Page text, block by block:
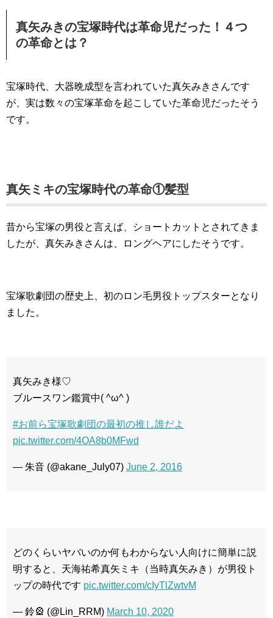
真矢みきの宝塚時代は革命児だった！４つ
の革命とは？
宝塚時代、大器晩成型を言われていた真矢みきさんです
が、実は数々の宝塚革命を起こしていた革命児だったそう
です。
真矢ミキの宝塚時代の革命①髪型
昔から宝塚の男役と言えば、ショートカットとされてきま
したが、真矢みきさんは、ロングヘアにしたそうです。
宝塚歌劇団の歴史上、初のロン毛男役トップスターとなり
ました。
真矢みき様♡
ブルースワン鑑賞中( ^ω^ )
#お前ら宝塚歌劇団の最初の推し誰だよ
pic.twitter.com/4OA8b0MFwd
— 朱音 (@akane_July07) June 2, 2016
どのくらいヤバいのか何もわからない人向けに簡単に説
明すると、天海祐希真矢ミキ（当時真矢みき）が男役ト
ップの時代です pic.twitter.com/cIyTlZwtvM
— 鈴🎡 (@Lin_RRM) March 10, 2020